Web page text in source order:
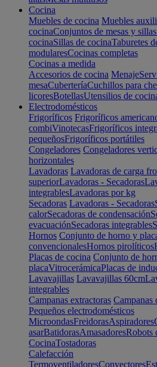
Cocina
Muebles de cocina Muebles
cocinaConjuntos de mesas y
cocinaSillas de cocinaTaburetes
modularesCocinas completas
Cocinas a medida
Accesorios de cocina Menaje
mesaCuberteríaCuchillos para
licoresBotellasUtensilios de
Electrodomésticos
Frigoríficos Frigoríficos
combiVinotecasFrigoríficos
pequeñosFrigoríficos portátiles
Congeladores Congeladores
horizontales
Lavadoras Lavadoras de carga
superiorLavadoras - Secadoras
integrablesLavadoras por kg
Secadoras Lavadoras - Secadoras
calorSecadoras de condensación
evacuaciónSecadoras integrables
Hornos Conjunto de horno y
convencionalesHornos pirolíticos
Placas de cocina Conjunto de
placaVitrocerámicaPlacas de
Lavavajillas Lavavajillas 60cm
integrables
Campanas extractoras Campanas
Pequeños electrodomésticos
MicroondasFreidorasAspiradores
asarBatidorasAmasadoresRobots
CocinaTostadoras
Calefacción
TermoventiladoresConvectores